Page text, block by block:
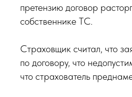
претензию договор
собственнике ТС.
Страховщик считал, что
по договору, что
что страхователь